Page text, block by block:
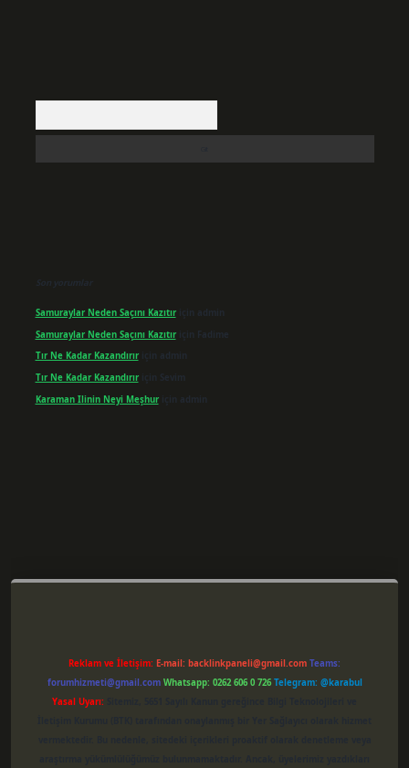
Son yorumlar
Samuraylar Neden Saçını Kazıtıriçin admin
Samuraylar Neden Saçını Kazıtıriçin Fadime
Tır Ne Kadar Kazandırıriçin admin
Tır Ne Kadar Kazandırıriçin Sevim
Karaman Ilinin Neyi Meşhuriçin admin
Reklam ve İletişim: E-mail: backlinkpaneli@gmail.com Teams:
forumhizmeti@gmail.com Whatsapp: 0262 606 0 726 Telegram: @karabul
Yasal Uyarı: